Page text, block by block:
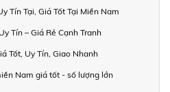
Tín Tại, Giá Tốt Tại Miền Nam
Tín – Giá Rẻ Cạnh Tranh
Tốt, Uy Tín, Giao Nhanh
Nam giá tốt - số lượng lớn